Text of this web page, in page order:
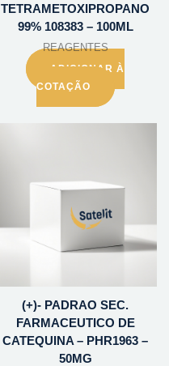
TETRAMETOXIPROPANO
99% 108383 – 100ML
REAGENTES
ADICIONAR À
COTAÇÃO
(+)- PADRAO SEC.
FARMACEUTICO DE
CATEQUINA – PHR1963 –
50MG